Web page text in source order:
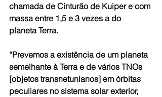
chamada de Cinturão de Kuiper e com
massa entre 1,5 e 3 vezes a do
planeta Terra.
“Prevemos a existência de um planeta
semelhante à Terra e de vários TNOs
[objetos transnetunianos] em órbitas
peculiares no sistema solar exterior,